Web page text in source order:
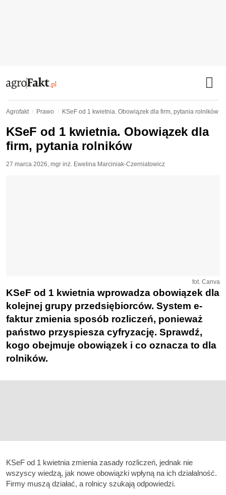
Agrofakt Prawo KSeF od 1 kwietnia. Obowiązek dla firm, pytania rolników
KSeF od 1 kwietnia. Obowiązek dla
firm, pytania rolników
27 marca 2026, mgr inż. Ewelina Marciniak-Czerniatowicz
fot. Canva
KSeF od 1 kwietnia wprowadza obowiązek dla
kolejnej grupy przedsiębiorców. System e-
faktur zmienia sposób rozliczeń, ponieważ
państwo przyspiesza cyfryzację. Sprawdź,
kogo obejmuje obowiązek i co oznacza to dla
rolników.
KSeF od 1 kwietnia zmienia zasady rozliczeń, jednak nie
wszyscy wiedzą, jak nowe obowiązki wpłyną na ich działalność.
Firmy muszą działać, a rolnicy szukają odpowiedzi.